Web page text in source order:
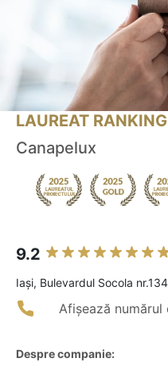
LAUREAT
Canapelux
9.2
Iaşi, Bulevardul Socola nr.134
Afișează numărul
Despre companie: